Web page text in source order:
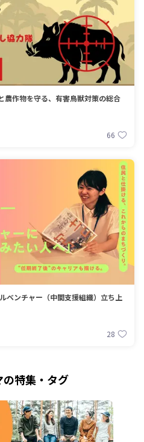
作物を守る、有害鳥獣対策の総合
66
ベンチャー（中間支援組織）立ち上
28
の特集・タグ